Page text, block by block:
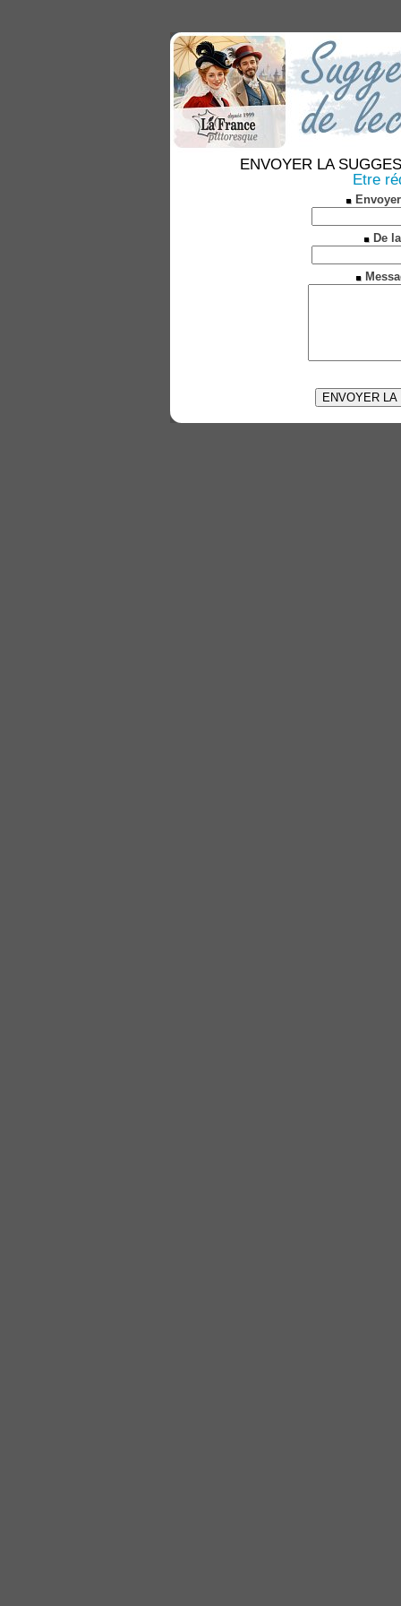
ENVOYER LA
Etre
De